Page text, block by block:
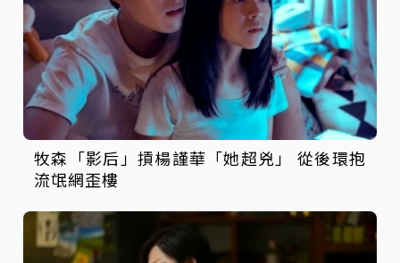
牧森「影后」摃楊謹華「她超兇」 從後環抱
流氓網歪樓